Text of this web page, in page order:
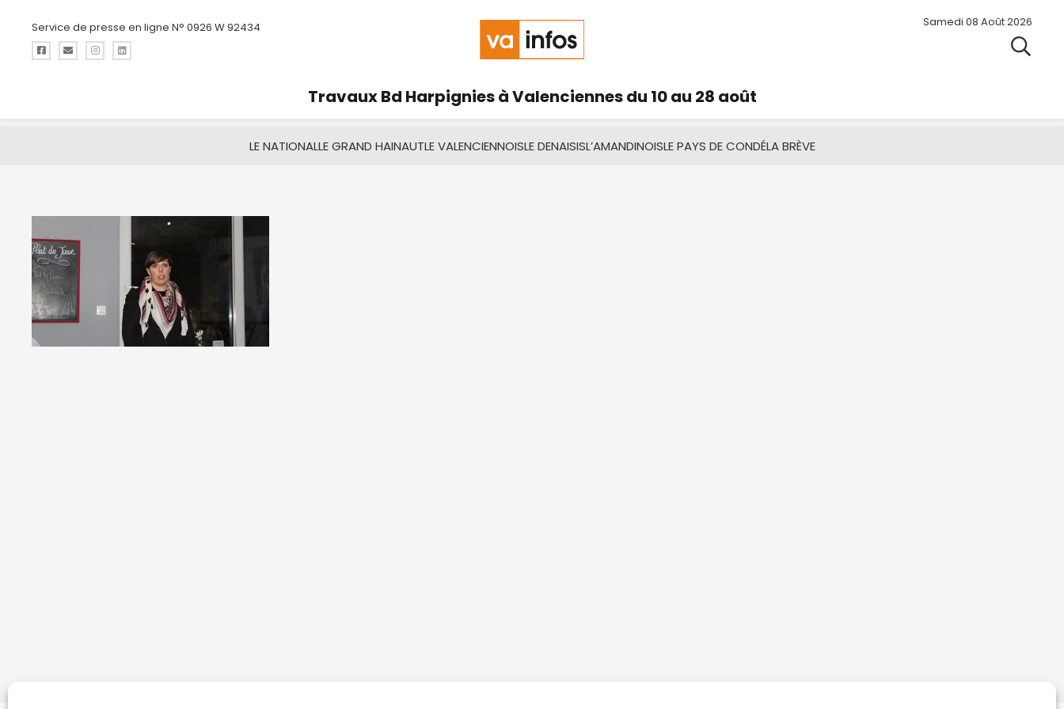
Service de presse en ligne N° 0926 W 92434 Samedi 08 Août 2026
Travaux Bd Harpignies à Valenciennes du 10 au 28 août
LE NATIONALLE GRAND HAINAUTLE VALENCIENNOISLE DENAISISL’AMANDINOISLE PAYS DE CONDÉLA BRÈVE